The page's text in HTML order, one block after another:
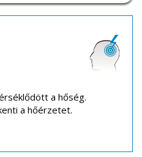
a hőség.
a hőérzetet.